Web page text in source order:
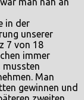
in der
unserer
7 von 18
immer
mussten
Man
gewinnen und